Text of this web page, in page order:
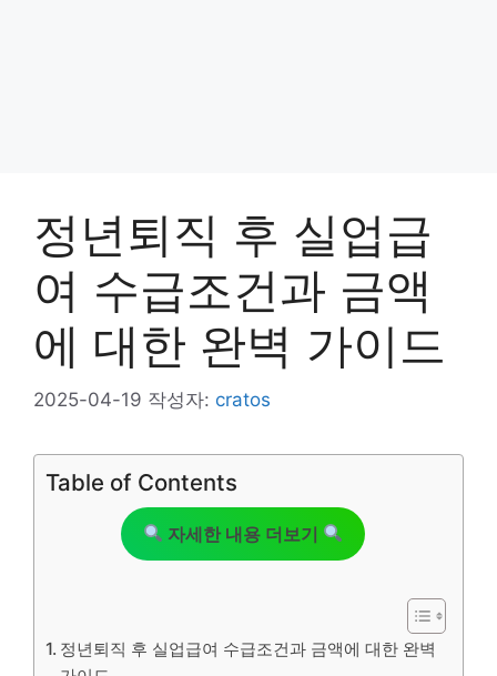
정년퇴직 후 실업급
여 수급조건과 금액
에 대한 완벽 가이드
2025-04-19 작성자: cratos
Table of Contents
자세한 내용 더보기
정년퇴직 후 실업급여 수급조건과 금액에 대한 완벽